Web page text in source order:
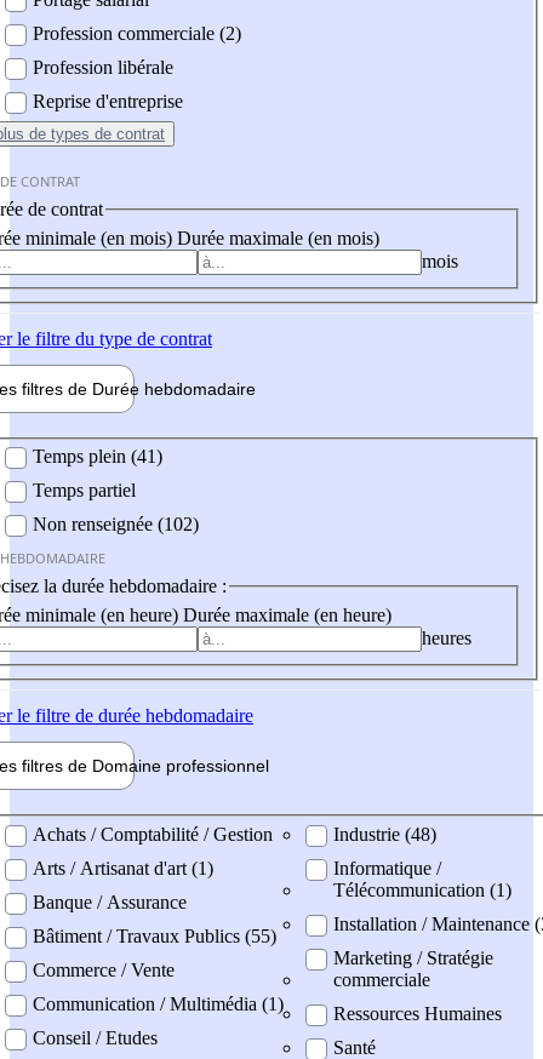
Profession commerciale (2)
Profession libérale
Reprise d'entreprise
de types de contrat
CONTRAT
de contrat
minimale (en mois) Durée maximale (en mois)
mois
le filtre du type de contrat
filtres de Durée hebdomadaire
Temps plein (41)
Temps partiel
Non renseignée (102)
la durée hebdomadaire :
minimale (en heure) Durée maximale (en heure)
heures
le filtre de durée hebdomadaire
filtres de Domaine professionnel
professionel
Achats / Comptabilité / Gestion
Arts / Artisanat d'art (1)
Banque / Assurance
Bâtiment / Travaux Publics (55)
Commerce / Vente
Communication / Multimédia (1)
Conseil / Etudes
Industrie (48)
Informatique /
Télécommunication (1)
Installation / Maintenance
Marketing / Stratégie
commerciale
Ressources Humaines
Santé